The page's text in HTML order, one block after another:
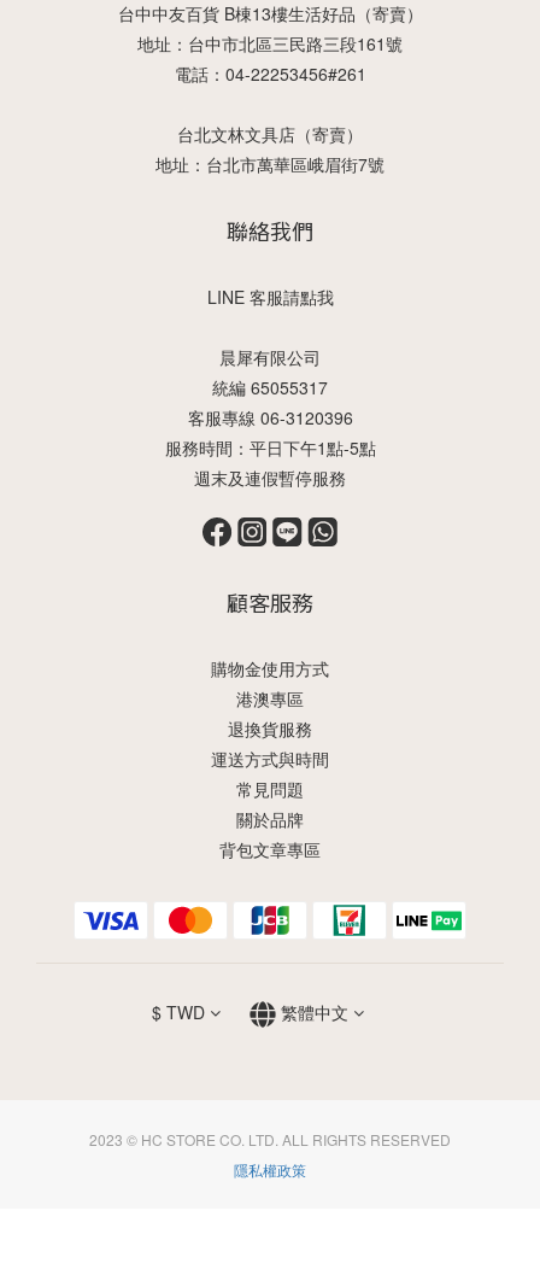
台中中友百貨 B棟13樓生活好品（寄賣）
地址：台中市北區三民路三段161號
電話：04-22253456#261
台北文林文具店（寄賣）
地址：台北市萬華區峨眉街7號
聯絡我們
LINE 客服請點我
晨犀有限公司
統編 65055317
客服專線 06-3120396
服務時間：平日下午1點-5點
週末及連假暫停服務
顧客服務
購物金使用方式
港澳專區
退換貨服務
運送方式與時間
常見問題
關於品牌
背包文章專區
$ TWD 繁體中文
2023 © HC STORE CO. LTD. ALL RIGHTS RESERVED
隱私權政策